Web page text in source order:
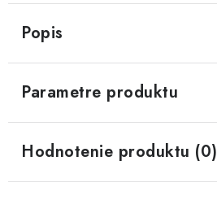
Popis
Parametre produktu
Hodnotenie produktu (0)